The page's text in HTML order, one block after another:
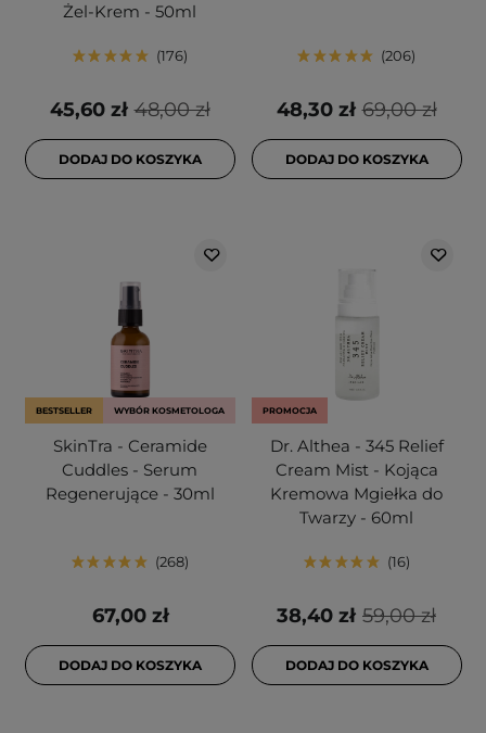
Żel-Krem - 50ml
176
48,00 zł
45,60 zł
DODAJ DO KOSZYKA
206
69,00 zł
48,30 zł
DODAJ DO KOSZYKA
BESTSELLER WYBÓR KOSMETOLOGA
SkinTra - Ceramide
Cuddles - Serum
Regenerujące - 30ml
268
67,00 zł
DODAJ DO KOSZYKA
PROMOCJA
Dr. Althea - 345 Relief
Cream Mist - Kojąca
Kremowa Mgiełka do
Twarzy - 60ml
16
59,00 zł
38,40 zł
DODAJ DO KOSZYKA